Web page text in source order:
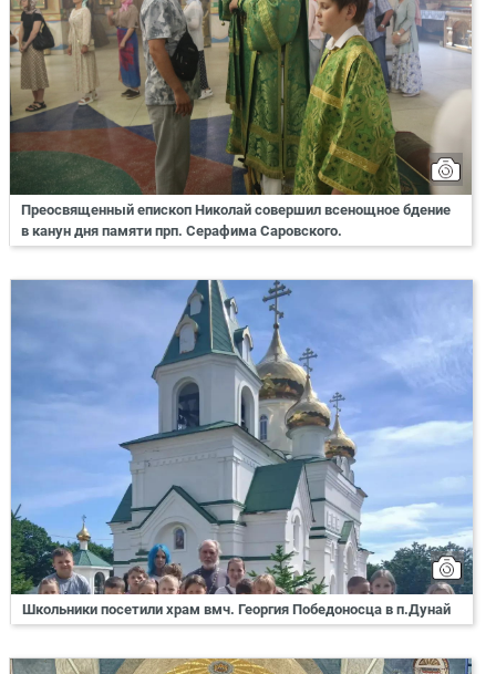
Преосвященный епископ Николай совершил всенощное бдение
в канун дня памяти прп. Серафима Саровского.
Школьники посетили храм вмч. Георгия Победоносца в п.Дунай